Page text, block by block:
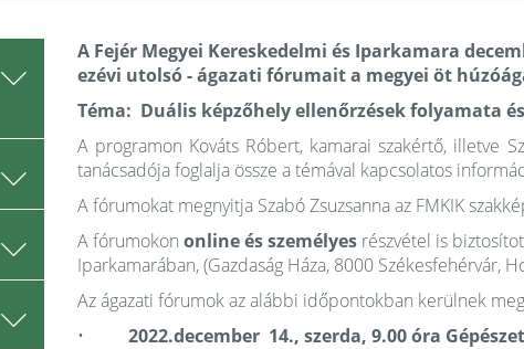
A Fejér Megyei Kereskedelmi és Iparkamara
ezévi utolsó - ágazati fórumait a megyei öt
Téma: Duális képzőhely ellenőrzések folyamata
A programon Kováts Róbert, kamarai szakértő, illetve
tanácsadója foglalja össze a témával kapcsolatos
A fórumokat megnyitja Szabó Zsuzsanna az FMKIK
A fórumokon online és személyes részvétel is
Iparkamarában, (Gazdaság Háza, 8000 Székesfehérvár,
Az ágazati fórumok az alábbi időpontokban kerülnek
• 2022.december 14., szerda, 9.00 óra